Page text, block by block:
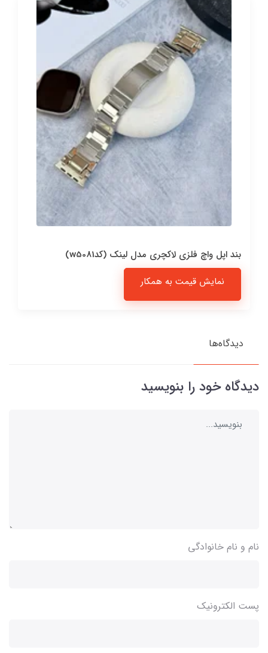
بند اپل واچ فلزی لاکچری مدل لینک (کدw5081)
نمایش قیمت به همکار
دیدگاه‌ها
دیدگاه خود را بنویسید
نام و نام خانوادگی
پست الکترونیک